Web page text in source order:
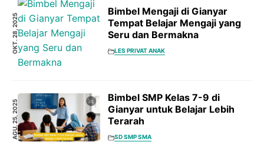
OKT. 28, 2025
Bimbel Mengaji di Gianyar
Tempat Belajar Mengaji yang
Seru dan Bermakna
LES PRIVAT ANAK
AGU. 25, 2025
Bimbel SMP Kelas 7-9 di
Gianyar untuk Belajar Lebih
Terarah
SD SMP SMA